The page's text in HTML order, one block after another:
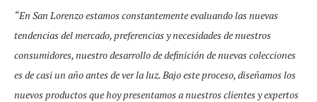
“En San Lorenzo estamos constantemente evaluando las nuevas
tendencias del mercado, preferencias y necesidades de nuestros
consumidores, nuestro desarrollo de definición de nuevas colecciones
es de casi un año antes de ver la luz. Bajo este proceso, diseñamos los
nuevos productos que hoy presentamos a nuestros clientes y expertos